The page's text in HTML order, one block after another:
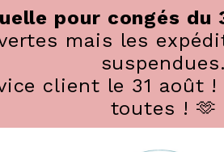
pour congés
mais les
suspendues.
client le 31 août
toutes ! 🫶